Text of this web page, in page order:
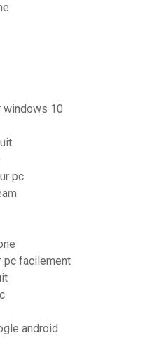
10
pc
pc facilement
android